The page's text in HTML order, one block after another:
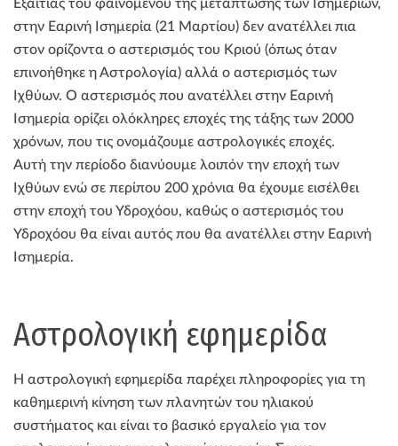
Εξαιτίας του φαινομένου της μετάπτωσης των Ισημεριών,
στην Εαρινή Ισημερία (21 Μαρτίου) δεν ανατέλλει πια
στον ορίζοντα ο αστερισμός του Κριού (όπως όταν
επινοήθηκε η Αστρολογία) αλλά ο αστερισμός των
Ιχθύων. Ο αστερισμός που ανατέλλει στην Εαρινή
Ισημερία ορίζει ολόκληρες εποχές της τάξης των 2000
χρόνων, που τις ονομάζουμε αστρολογικές εποχές.
Αυτή την περίοδο διανύουμε λοιπόν την εποχή των
Ιχθύων ενώ σε περίπου 200 χρόνια θα έχουμε εισέλθει
στην εποχή του Υδροχόου, καθώς ο αστερισμός του
Υδροχόου θα είναι αυτός που θα ανατέλλει στην Εαρινή
Ισημερία.
Αστρολογική εφημερίδα
Η αστρολογική εφημερίδα παρέχει πληροφορίες για τη
καθημερινή κίνηση των πλανητών του ηλιακού
συστήματος και είναι το βασικό εργαλείο για τον